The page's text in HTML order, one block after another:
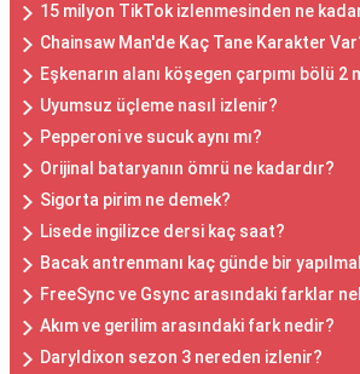
15 milyon TikTok izlenmesinden ne
Chainsaw Man'de Kaç Tane Karakter
Eşkenarın alanı köşegen çarpımı bölü 2
Uyumsuz üçleme nasıl izlenir?
Pepperoni ve sucuk aynı mı?
Orijinal bataryanın ömrü ne kadardır?
Sigorta pirim ne demek?
Lisede ingilizce dersi kaç saat?
Bacak antrenmanı kaç günde bir
FreeSync ve Gsync arasındaki farklar
Akım ve gerilim arasındaki fark nedir?
Daryldixon sezon 3 nereden izlenir?